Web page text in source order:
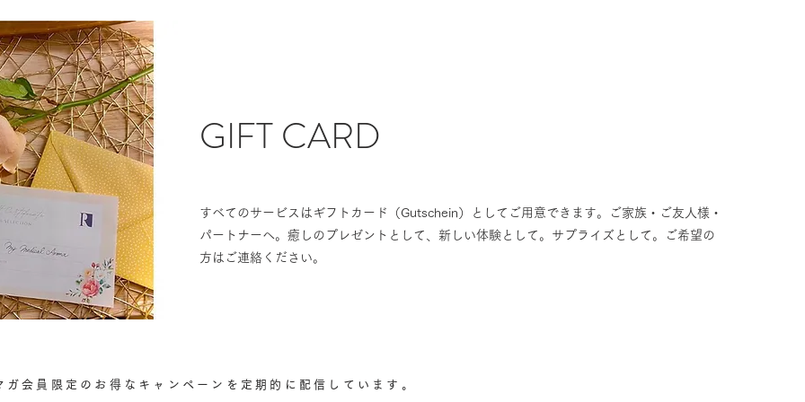
GIFT CARD
すべてのサービスはギフトカード（Gutschein）としてご用意できます。
ご家族・ご友人様・
パートナーへ。癒しのプレゼントとして
、新しい体験として。 サプライズとして。
ご希望の
方はご連絡ください。
ガ会員限定のお得なキャンペーンを定期的に配信しています。